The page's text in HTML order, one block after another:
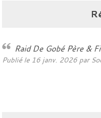
Raid De Gobé Père &
Publié le 16 janv. 2026par